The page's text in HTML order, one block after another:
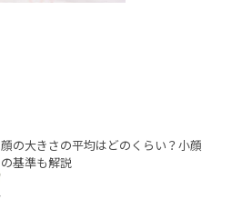
顔の大きさの平均はどのくらい？小顔
の基準も解説